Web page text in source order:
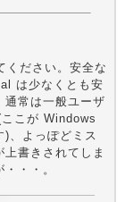
ください。安全な
は少なくとも安
通常は一般ユーザ
こが Windows
)、よっぽどミス
書きされてしま
・・。